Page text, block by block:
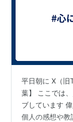
平日朝に X（
葉】 ここでは
ブしています
個人の感想や教